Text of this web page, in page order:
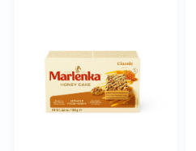
Růže 40cm